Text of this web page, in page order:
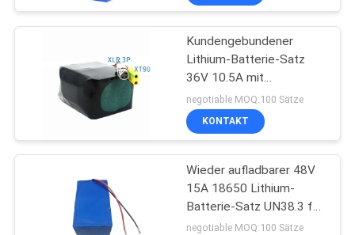
Kundengebundener
Lithium-Batterie-Satz
36V 10.5A mit
Einschließung IPX5
negotiable MOQ:100 Sätze
KONTAKT
Wieder aufladbarer 48V
15A 18650 Lithium-
Batterie-Satz UN38.3 für
e-Fahrrad
negotiable MOQ:100 Sätze